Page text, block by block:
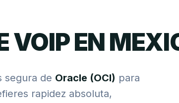
VOIP EN
segura de Oracle (OCI) para
rapidez absoluta,